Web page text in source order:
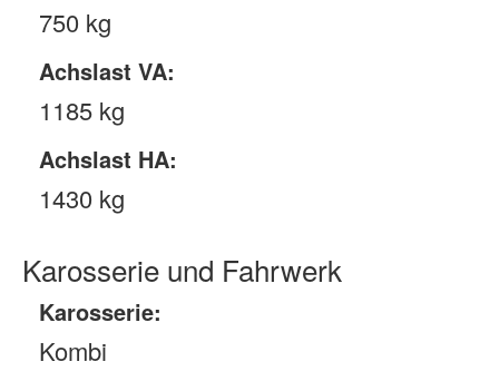
750 kg
Achslast VA:
1185 kg
Achslast HA:
1430 kg
Karosserie und Fahrwerk
Karosserie:
Kombi